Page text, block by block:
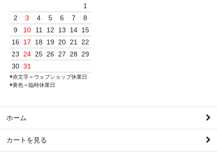
1
2
3 4 5 6 7
8
9
10 11 12 13 14 15
16
17 18 19 20 21
22
23
24 25 26 27 28
29
30 31
◉赤文字＝ウェブショップ休業日
◉黄色＝臨時休業日
ホーム
カートを見る